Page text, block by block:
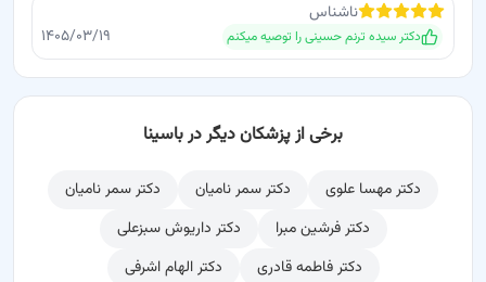
ناشناس
دکتر سیده ترنم حسینیرا توصیه میکنم ۱۴۰۵/۰۳/۱۹
برخی از پزشکان دیگر در باسینا
دکتر مهسا علوی دکتر سمر نامیان
دکتر سمر نامیان
دکتر فرشین مبرا
دکتر داریوش سبزعلی
دکتر فاطمه قادری
دکتر الهام اشرفی